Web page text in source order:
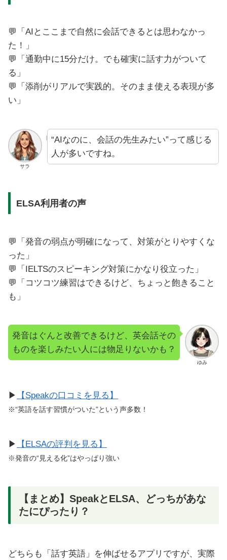
💬「AIとここまで自然に会話できるとは思わなかっ
た！」
💬「通勤中に15分だけ。でも確実に話す力がついて
る」
💬「添削がリアルで実践的。そのまま使える表現が多
い」
サラ
“AIなのに、会話の先生みたい”って感じる
人が多いですね。
ELSA利用者の声
💬「発音の弱点が明確になって、対策がとりやすくな
った」
💬「IELTSのスピーキング対策にかなり役立った」
💬「コツコツ練習はできるけど、ちょっと飽きること
も」
ゆみ
発音はぐんと改善できるけど、英会話その
ものを楽しみたい人には物足りないかも？
▶ 【Speakの口コミを見る】
※“英語を話す習慣がついた”という声多数！
▶ 【ELSAの評判を見る】
※発音の“見える化”はやっぱり強い
【まとめ】SpeakとELSA、どっちがあな
たにぴったり？
どちらも「話す英語」を伸ばせるアプリですが、実際